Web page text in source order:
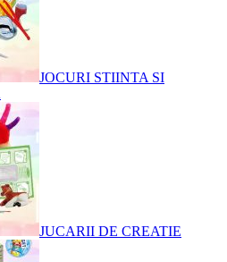
JOCURI STIINTA SI
JUCARII DE CREATIE